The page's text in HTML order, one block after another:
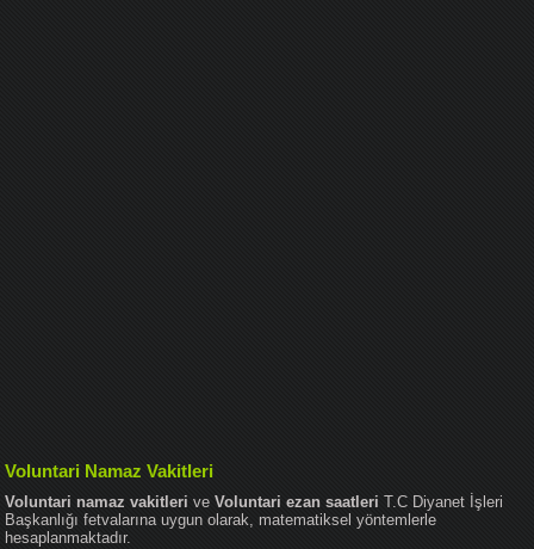
Voluntari Namaz Vakitleri
Voluntari namaz vakitleri veVoluntari ezan saatleri T.C Diyanet İşleri
Başkanlığı fetvalarına uygun olarak, matematiksel yöntemlerle
hesaplanmaktadır.